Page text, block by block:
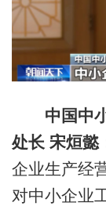
中国中小
处长 宋烜懿
企业生产经
对中小企业